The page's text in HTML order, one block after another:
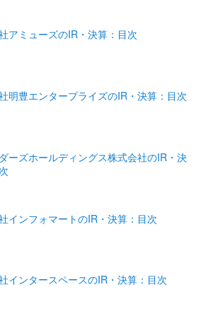
アミューズのIR・決算：目次
明豊エンタープライズのIR・決算：目次
ーズホールディングス株式会社のIR・決
インフォマートのIR・決算：目次
インタースペースのIR・決算：目次